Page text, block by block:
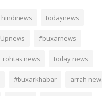
hindinews todaynews
Upnews #buxarnews
rohtas news today news
#buxarkhabar arrah